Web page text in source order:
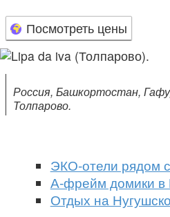
Посмотреть цены
Россия, Башкортостан,
Толпарово.
ЭКО-отели рядом
А-фрейм домики в
Отдых на